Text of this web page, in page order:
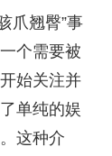
爪翘臀”事
个需要被
始关注并
单纯的娱
这种介